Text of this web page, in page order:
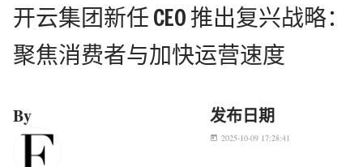
开云集团新任 CEO 推出复兴战略：
聚焦消费者与加快运营速度
By 发布日期
today 2025-10-09 17:28:41